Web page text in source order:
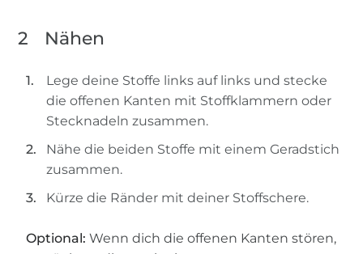
2 Nähen
Lege deine Stoffe links auf links und stecke
die offenen Kanten mit Stoffklammern oder
Stecknadeln zusammen.
Nähe die beiden Stoffe mit einem Geradstich
zusammen.
Kürze die Ränder mit deiner Stoffschere.
Optional: Wenn dich die offenen Kanten stören,